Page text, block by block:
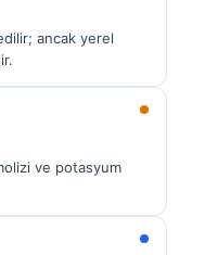
ancak yerel
ve potasyum